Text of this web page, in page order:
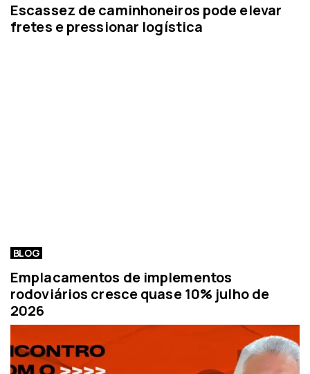
Escassez de caminhoneiros pode elevar
fretes e pressionar logística
BLOG
Emplacamentos de implementos
rodoviários cresce quase 10% julho de
2026